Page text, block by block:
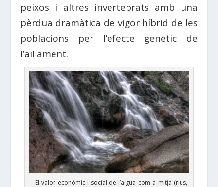
peixos i altres invertebrats amb una
pèrdua dramàtica de vigor híbrid de les
poblacions per l’efecte genètic de
l’aïllament.
El valor econòmic i social de l’aigua com a mitjà (rius,